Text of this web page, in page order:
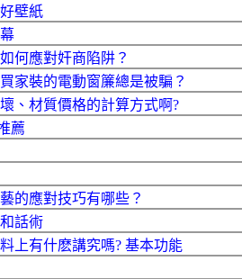
壁紙
何應對奸商陷阱？
家裝的電動窗簾總是被騙？
、材質價格的計算方式啊?
薦
的應對技巧有哪些？
話術
上有什麽講究嗎? 基本功能